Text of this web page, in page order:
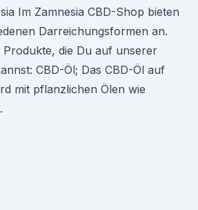
Im Zamnesia CBD-Shop bieten
Darreichungsformen an.
Produkte, die Du auf unserer
CBD-Öl; Das CBD-Öl auf
mit pflanzlichen Ölen wie